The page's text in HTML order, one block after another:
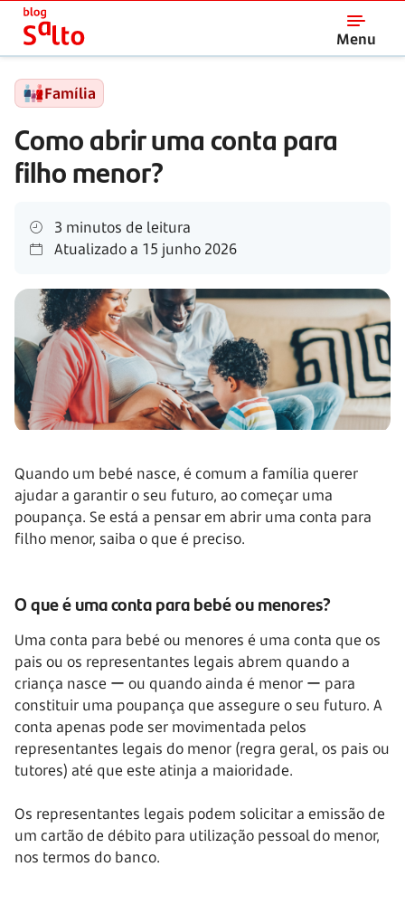
Menu
Salto
Família
Como abrir uma conta para
filho menor?
3 minutos de leitura
Atualizado a 15 junho 2026
Quando um bebé nasce, é comum a família querer
ajudar a garantir o seu futuro, ao começar uma
poupança. Se está a pensar em abrir uma conta para
filho menor, saiba o que é preciso.
O que é uma conta para bebé ou menores?
Uma conta para bebé ou menores é uma conta que os
pais ou os representantes legais abrem quando a
criança nasce ー ou quando ainda é menor ー para
constituir uma poupança que assegure o seu futuro. A
conta apenas pode ser movimentada pelos
representantes legais do menor (regra geral, os pais ou
tutores) até que este atinja a maioridade.
Os representantes legais podem solicitar a emissão de
um cartão de débito para utilização pessoal do menor,
nos termos do banco.